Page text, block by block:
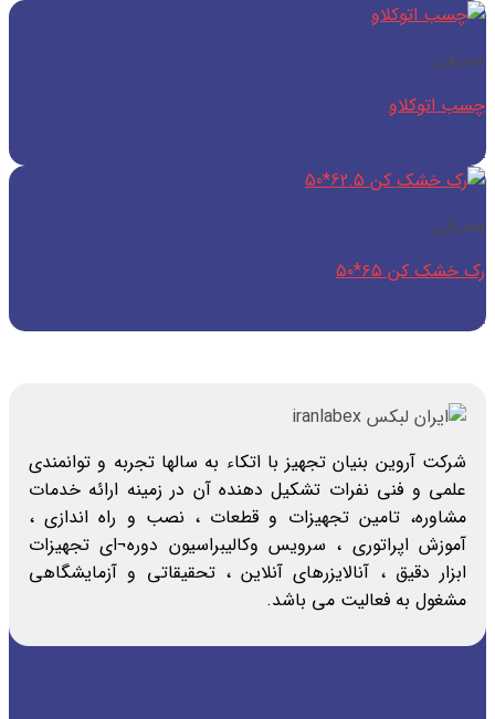
تولیدات
درباره ما
برای:
مصرفی
چسب اتوکلاو
اطلاعات بیشتر
مصرفی
رک خشک کن ۶۵*۵۰
اطلاعات بیشتر
شرکت آروین بنیان تجهیز با اتکاء به سالها تجربه و توانمندی
علمی و فنی نفرات تشکیل دهنده آن در زمینه ارائه خدمات
مشاوره، تامین تجهیزات و قطعات ، نصب و راه اندازی ،
آموزش اپراتوری ، سرویس وکالیبراسیون دوره¬ای تجهیزات
ابزار دقیق ، آنالایزرهای آنلاین ، تحقیقاتی و آزمایشگاهی
مشغول به فعالیت می باشد.